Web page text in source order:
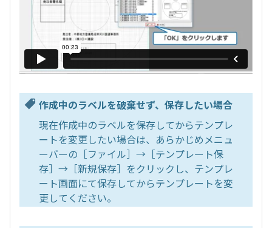
作成中のラベルを破棄せず、保存したい場合
現在作成中のラベルを保存してからテンプレ
ートを変更したい場合は、あらかじめメニュ
ーバーの［ファイル］→［テンプレート保
存］→［新規保存］をクリックし、テンプレ
ート画面にて保存してからテンプレートを変
更してください。